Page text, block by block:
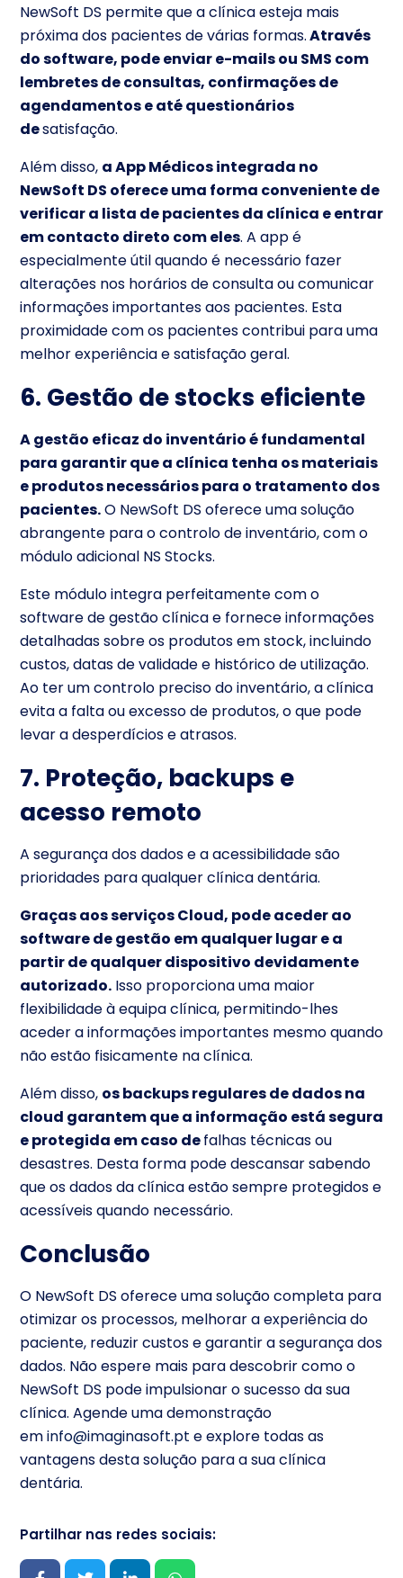
NewSoft DS permite que a clínica esteja mais
próxima dos pacientes de várias formas.Através
do software, pode enviar e-mails ou SMS com
lembretes de consultas, confirmações de
agendamentos e até questionários
desatisfação.
Além disso, a App Médicos integrada no
NewSoft DS oferece uma forma conveniente de
verificar a lista de pacientes da clínica e entrar
em contacto direto com eles. A app é
especialmente útil quando é necessário fazer
alterações nos horários de consulta ou comunicar
informações importantes aos pacientes. Esta
proximidade com os pacientes contribui para uma
melhor experiência e satisfação geral.
6. Gestão de stocks eficiente
A gestão eficaz do inventário é fundamental
para garantir que a clínica tenha os materiais
e produtos necessários para o tratamento dos
pacientes.O NewSoft DS oferece uma solução
abrangente para o controlo de inventário, com o
módulo adicional NS Stocks.
Este módulo integra perfeitamente com o
software de gestão clínica e fornece informações
detalhadas sobre os produtos em stock, incluindo
custos, datas de validade e histórico de utilização.
Ao ter um controlo preciso do inventário, a clínica
evita a falta ou excesso de produtos, o que pode
levar a desperdícios e atrasos.
7. Proteção, backups e
acesso remoto
A segurança dos dados e a acessibilidade são
prioridades para qualquer clínica dentária.
Graças aos serviços Cloud, pode aceder ao
software de gestão em qualquer lugar e a
partir de qualquer dispositivo devidamente
autorizado. Isso proporciona uma maior
flexibilidade à equipa clínica, permitindo-lhes
aceder a informações importantes mesmo quando
não estão fisicamente na clínica.
Além disso, os backups regulares de dados na
cloud garantem que a informação está segura
e protegida em caso defalhas técnicas ou
desastres. Desta forma pode descansar sabendo
que os dados da clínica estão sempre protegidos e
acessíveis quando necessário.
Conclusão
O NewSoft DS oferece uma solução completa para
otimizar os processos, melhorar a experiência do
paciente, reduzir custos e garantir a segurança dos
dados. Não espere mais para descobrir como o
NewSoft DS pode impulsionar o sucesso da sua
clínica. Agende uma demonstração
eminfo@imaginasoft.pt e explore todas as
vantagens desta solução para a sua clínica
dentária.
Partilhar nas redes sociais: